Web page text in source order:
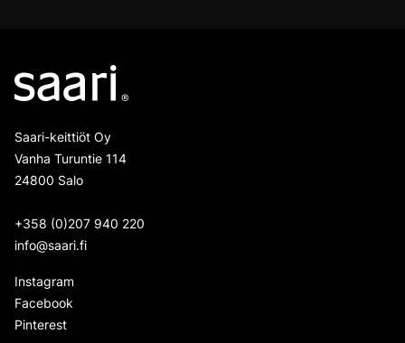
Saari-keittiöt Oy
Vanha Turuntie 114
24800 Salo
+358 (0)207 940 220
info@saari.fi
Instagram
Facebook
Pinterest